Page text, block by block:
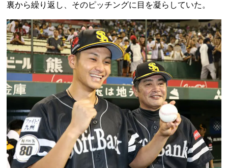
裏から繰り返し、そのピッチングに目を凝らしていた。